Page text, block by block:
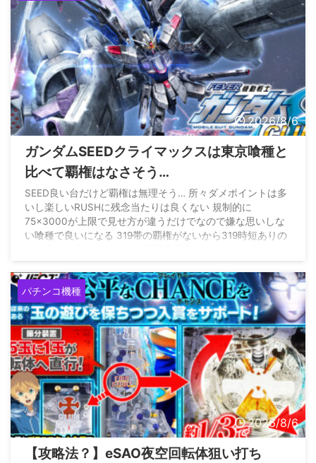
2026/8/6
ガンダムSEEDクライマックスは東京喰種と
比べて覇権はなさそう…
SEED良い台だけど覇権は無理そう… 所々ダメポイントは多
いし楽しいRUSHに残念当たりは良くない 規制的に
75×3000が上限で見せ方が違うだけでなので嫌な思いしな
い喰種で良いになる 319帯の覇権がないから319時短ありの
— 最強黄金騎士ぱちんかす
(@Gold_WolfGARO_) August
4, 2026
パチンコ機種
2026/8/6
【攻略法？】eSAO夜空回転体狙い打ち